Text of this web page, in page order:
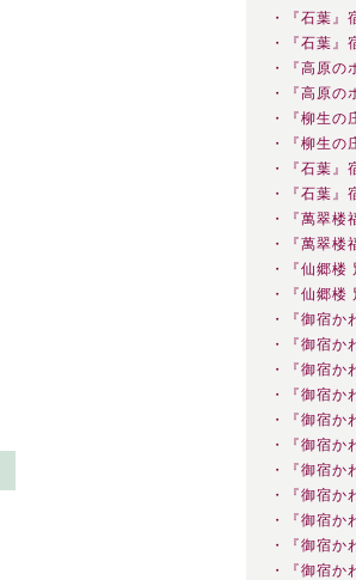
・『石葉』
・『石葉』
・『高原の
・『高原の
・『柳生の
・『柳生の
・『石葉』
・『石葉』
・『萬翠楼
・『萬翠楼
・『仙郷楼
・『仙郷楼
・『御宿か
・『御宿か
・『御宿か
・『御宿か
・『御宿か
・『御宿か
・『御宿か
・『御宿か
・『御宿か
・『御宿か
・『御宿か